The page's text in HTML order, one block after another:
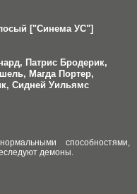
["Синема УС"]
Патрис Бродерик,
Магда Портер,
Сидней Уильямс
способностями,
демоны.